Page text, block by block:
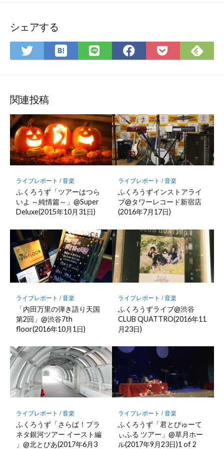
シェアする
Twitter
で
ア
は
て
マ
ー
ク
に
保
存
LINE
で
Facebook
で
Pocket
に
で
関連投稿
ライブレポート /音楽
ふくろうず「ツアーはつら
いよ ～純情篇～」@Super
Deluxe(2015年10月31日)
ライブレポート /音楽
ふくろうずインストアライ
ブ@タワーレコード新宿店
(2016年7月17日)
ライブレポート /音楽
「内田万里の弾き語り天国
第2回」@渋谷7th
floor(2016年10月1日)
ライブレポート /音楽
ふくろうずライブ@渋谷
CLUB QUATTRO(2016年11
月23日)
ライブレポート /音楽
ふくろうず「さらば！プラ
ネタ銀河ツアー イースト編
」@北とぴあ(2017年6月3
ライブレポート /音楽
ふくろうず「君とびゅーて
ぃふる ツアー」@草月ホー
ル(2017年9月23日)1 of 2